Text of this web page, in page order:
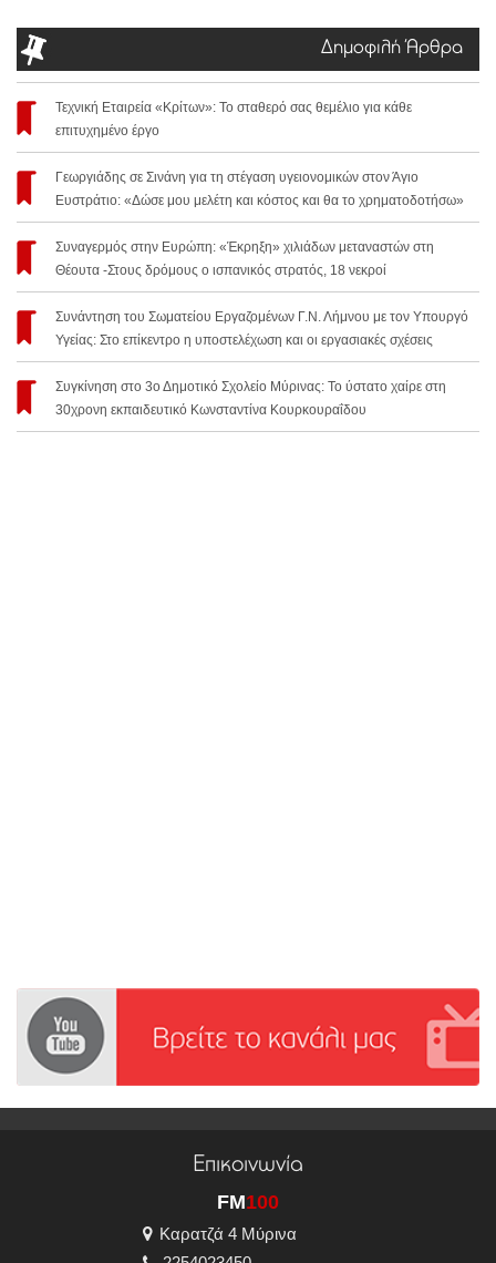
Δημοφιλή Άρθρα
Τεχνική Εταιρεία «Κρίτων»: Το σταθερό σας θεμέλιο για κάθε
επιτυχημένο έργο
Γεωργιάδης σε Σινάνη για τη στέγαση υγειονομικών στον Άγιο
Ευστράτιο: «Δώσε μου μελέτη και κόστος και θα το χρηματοδοτήσω»
Συναγερμός στην Ευρώπη: «Έκρηξη» χιλιάδων μεταναστών στη
Θέουτα -Στους δρόμους ο ισπανικός στρατός, 18 νεκροί
Συνάντηση του Σωματείου Εργαζομένων Γ.Ν. Λήμνου με τον Υπουργό
Υγείας: Στο επίκεντρο η υποστελέχωση και οι εργασιακές σχέσεις
Συγκίνηση στο 3ο Δημοτικό Σχολείο Μύρινας: Το ύστατο χαίρε στη
30χρονη εκπαιδευτικό Κωνσταντίνα Κουρκουραΐδου
Επικοινωνία
FM100
Καρατζά 4 Μύρινα